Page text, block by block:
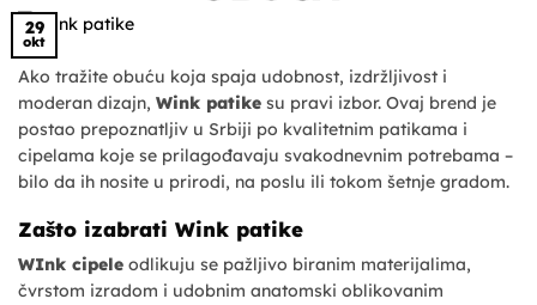
29
okt
Ako tražite obuću koja spaja udobnost, izdržljivost i
moderan dizajn, Wink patike su pravi izbor. Ovaj brend je
postao prepoznatljiv u Srbiji po kvalitetnim patikama i
cipelama koje se prilagođavaju svakodnevnim potrebama –
bilo da ih nosite u prirodi, na poslu ili tokom šetnje gradom.
Zašto izabrati Wink patike
WInk cipele odlikuju se pažljivo biranim materijalima,
čvrstom izradom i udobnim anatomski oblikovanim